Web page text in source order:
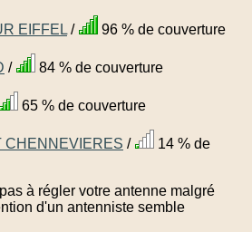
EIFFEL / 96 % de couverture
/ 84 % de couverture
65 % de couverture
CHENNEVIERES /
14 % de
à régler votre antenne malgré
d'un antenniste semble